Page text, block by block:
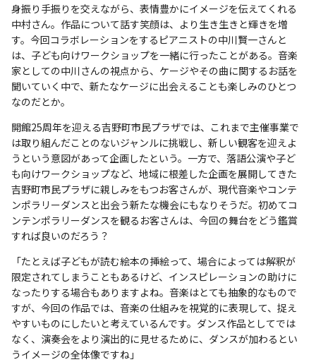
身振り手振りを交えながら、表情豊かにイメージを伝えてくれる
中村さん。作品について話す笑顔は、より生き生きと輝きを増
す。今回コラボレーションをするピアニストの中川賢一さんと
は、子ども向けワークショップを一緒に行ったことがある。音楽
家としての中川さんの視点から、ケージやその曲に関するお話を
聞いていく中で、新たなケージに出会えることも楽しみのひとつ
なのだとか。
開館25周年を迎える吉野町市民プラザでは、これまで主催事業で
は取り組んだことのないジャンルに挑戦し、新しい観客を迎えよ
うという意図があって企画したという。一方で、落語公演や子ど
も向けワークショップなど、地域に根差した企画を展開してきた
吉野町市民プラザに親しみをもつお客さんが、現代音楽やコンテ
ンポラリーダンスと出会う新たな機会にもなりそうだ。初めてコ
ンテンポラリーダンスを観るお客さんは、今回の舞台をどう鑑賞
すれば良いのだろう？
「たとえば子どもが読む絵本の挿絵って、場合によっては解釈が
限定されてしまうこともあるけど、インスピレーションの助けに
なったりする場合もありますよね。音楽はとても抽象的なもので
すが、今回の作品では、音楽の仕組みを視覚的に表現して、捉え
やすいものにしたいと考えているんです。ダンス作品としてでは
なく、演奏会をより演出的に見せるために、ダンスが加わるとい
うイメージの全体像ですね」